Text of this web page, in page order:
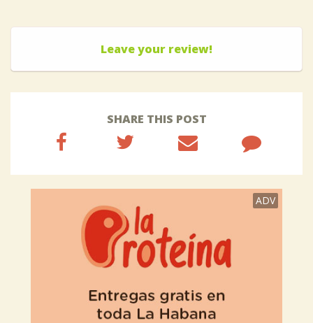
Leave your review!
SHARE THIS POST
ADV